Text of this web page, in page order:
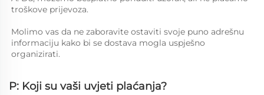
troškove prijevoza.
Molimo vas da ne zaboravite ostaviti svoje puno adrešnu
informaciju kako bi se dostava mogla uspješno
organizirati.
P: Koji su vaši uvjeti plaćanja?